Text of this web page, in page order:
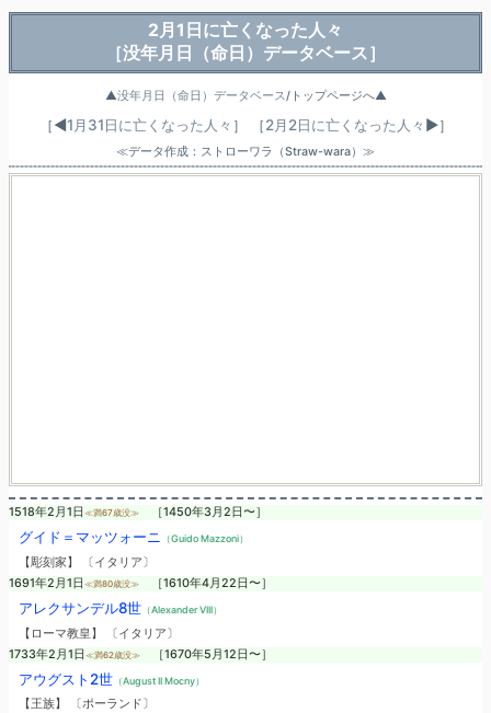
2月1日に亡くなった人々
［没年月日（命日）データベース］
▲没年月日（命日）データベース/トップページへ▲
［◀1月31日に亡くなった人々 ］ ［2月2日に亡くなった人々 ▶］
≪データ作成：ストローワラ（Straw-wara）≫
1518年2月1日 ≪満67歳没≫ ［1450年3月2日〜］
グイド＝マッツォーニ （Guido Mazzoni）
【彫刻家】 〔イタリア〕
1691年2月1日 ≪満80歳没≫ ［1610年4月22日〜］
アレクサンデル8世（Alexander VIII）
【ローマ教皇】 〔イタリア〕
1733年2月1日 ≪満62歳没≫ ［1670年5月12日〜］
アウグスト2世（August II Mocny）
【王族】 〔ポーランド〕